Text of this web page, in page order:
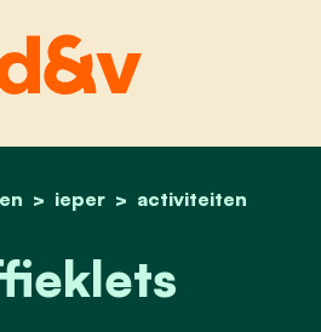
home
ieper activiteiten
kaffieklets